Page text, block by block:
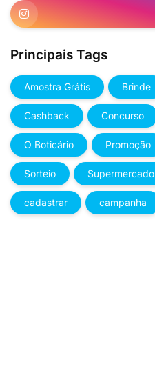
Principais Tags
Amostra Grátis Brinde
Cashback Concurso
O Boticário Promoção
Sorteio Supermercado
cadastrar campanha